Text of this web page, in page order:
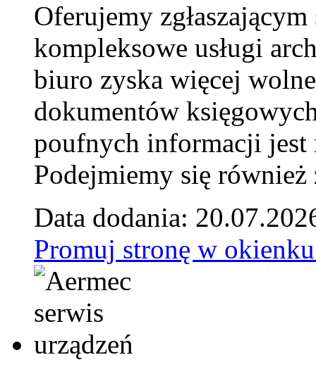
Oferujemy
kompleksowe usługi
biuro zyska więcej
dokumentów
poufnych informacji jest
Podejmiemy się
Data dodania:
Promuj stronę w